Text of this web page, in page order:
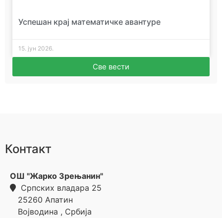
Успешан крај математичке авантуре
15. јун 2026.
Све вести
Контакт
ОШ "Жарко Зрењанин"
Српских владара 25
25260 Апатин
Војводина , Србија